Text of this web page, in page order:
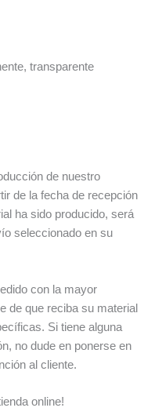
transparente
de nuestro
de la fecha de recepción
ha sido producido, será
seleccionado en su
con la mayor
de que reciba su material
Si tiene alguna
no dude en ponerse en
al cliente.
online!